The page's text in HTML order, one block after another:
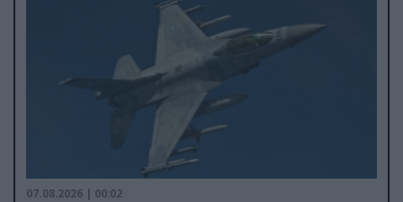
07.08.2026 | 00:02